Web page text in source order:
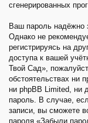
сгенерированных
Ваш пароль надёжно
Однако не
регистрируясь на
доступа к вашей
Твой Сад»,
обстоятельствах ни
ни phpBB Limited, ни
пароль. В случае,
записи, вы сможете
пароля «Забыли